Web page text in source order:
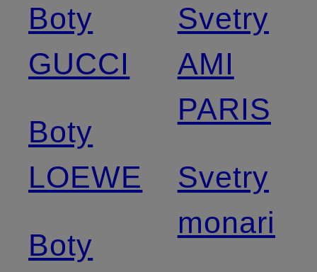
Boty
GUCCI
Boty
LOEWE
Boty
Svetry
AMI
PARIS
Svetry
monari